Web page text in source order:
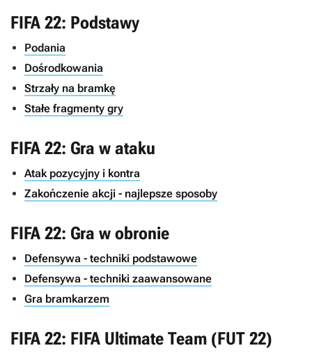
FIFA 22: Podstawy
Podania
Dośrodkowania
Strzały na bramkę
Stałe fragmenty gry
FIFA 22: Gra w ataku
Atak pozycyjny i kontra
Zakończenie akcji - najlepsze sposoby
FIFA 22: Gra w obronie
Defensywa - techniki podstawowe
Defensywa - techniki zaawansowane
Gra bramkarzem
FIFA 22: FIFA Ultimate Team (FUT 22)